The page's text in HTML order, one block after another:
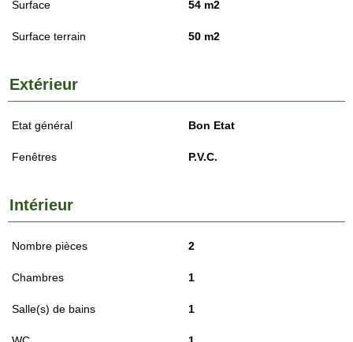
Surface 54 m2
Surface terrain 50 m2
Extérieur
Etat général Bon Etat
Fenêtres P.V.C.
Intérieur
Nombre pièces 2
Chambres 1
Salle(s) de bains 1